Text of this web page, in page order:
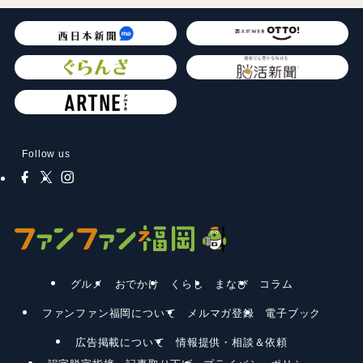
Follow us
グルメ おでかけ くらし まなび コラム
ファンファン福岡について メルマガ登録 電子ブック
広告掲載について
情報提供・相談＆依頼